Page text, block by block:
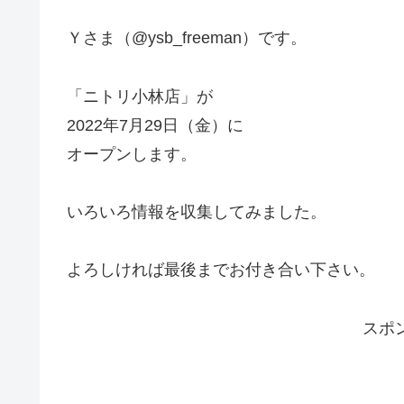
Ｙさま（@ysb_freeman）です。
「ニトリ小林店」が
2022年7月29日（金）に
オープンします。
いろいろ情報を収集してみました。
よろしければ最後までお付き合い下さい。
スポ